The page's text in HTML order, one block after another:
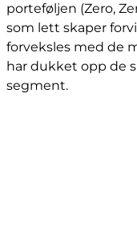
porteføljen (Zero,
som lett skaper
forveksles med de
har dukket opp de
segment.